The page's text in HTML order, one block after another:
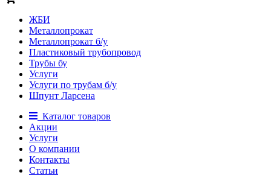
ЖБИ
Металлопрокат
Металлопрокат б/у
Пластиковый трубопровод
Трубы бу
Услуги
Услуги по трубам б/у
Шпунт Ларсена
Каталог товаров
Акции
Услуги
О компании
Контакты
Статьи